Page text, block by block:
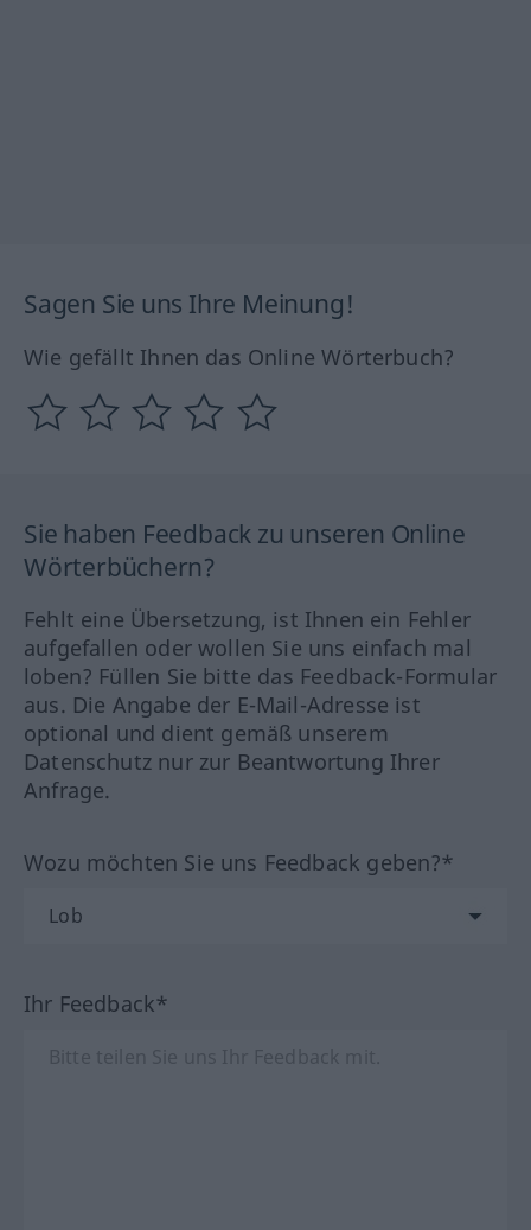
Sagen Sie uns Ihre Meinung!
Wie gefällt Ihnen das Online Wörterbuch?
Sie haben Feedback zu unseren Online
Wörterbüchern?
Fehlt eine Übersetzung, ist Ihnen ein Fehler
aufgefallen oder wollen Sie uns einfach mal
loben? Füllen Sie bitte das Feedback-Formular
aus. Die Angabe der E-Mail-Adresse ist
optional und dient gemäß unserem
Datenschutz nur zur Beantwortung Ihrer
Anfrage.
Wozu möchten Sie uns Feedback geben?*
Ihr Feedback*